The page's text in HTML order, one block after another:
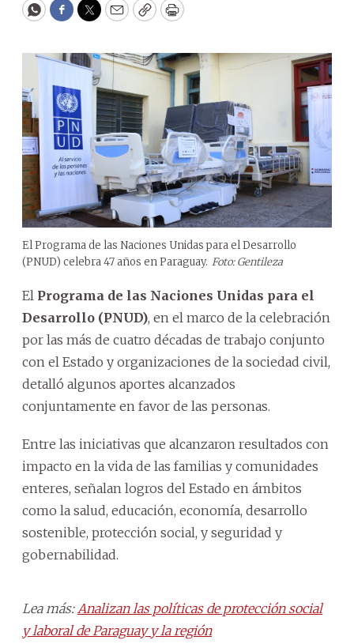
WhatsApp
Facebook
Twitter
EmailCopyPrint
El Programa de las Naciones Unidas para el Desarrollo
(PNUD) celebra 47 años en Paraguay. Foto: Gentileza
El Programa de las Naciones Unidas para el
Desarrollo (PNUD), en el marco de la celebración
por las más de cuatro décadas de trabajo conjunto
con el Estado y organizaciones de la sociedad civil,
detalló algunos aportes alcanzados
conjuntamente en favor de las personas.
Entre las iniciativas que alcanzaron resultados con
impacto en la vida de las familias y comunidades
enteres, señalan logros del Estado en ámbitos
como la salud, educación, economía, desarrollo
sostenible, protección social, y seguridad y
gobernabilidad.
Lea más: Analizan las políticas de protección social
y laboral de Paraguay y la región